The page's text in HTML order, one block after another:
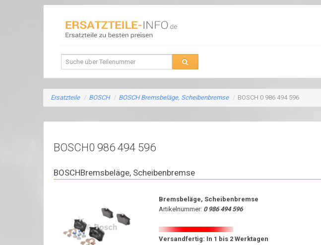
Ersatzteile / BOSCH / BOSCH Bremsbeläge, Scheibenbremse / BOSCH 0 986 494 596
BOSCH0 986 494 596
BOSCHBremsbeläge, Scheibenbremse
Bremsbeläge, Scheibenbremse
Artikelnummer: 0 986 494 596
Versandfertig: In 1 bis 2 Werktagen